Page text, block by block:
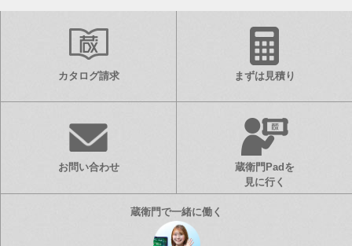
カタログ請求 まずは見積り
お問い合わせ
蔵衛門Padを
見に行く